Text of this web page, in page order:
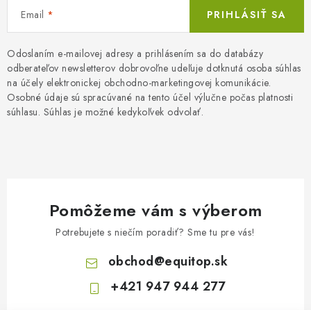
Email
Odoslaním e-mailovej adresy a prihlásením sa do databázy
odberateľov newsletterov dobrovoľne udeľuje dotknutá osoba súhlas
na účely elektronickej obchodno-marketingovej komunikácie.
Osobné údaje sú spracúvané na tento účel výlučne počas platnosti
súhlasu. Súhlas je možné kedykoľvek odvolať.
PRIHLÁSIŤ SA
Pomôžeme vám s výberom
Potrebujete s niečím poradiť? Sme tu pre vás!
obchod@equitop.sk
+421 947 944 277